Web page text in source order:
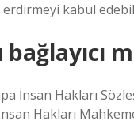
erdirmeyi kabul
İnsan Hakları
İnsan Hakları